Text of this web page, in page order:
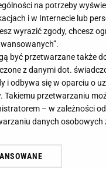
Pytamy o słowa z u/ó. Tylko
tu 13/
prawdziwych
na potrzeby
i w Internecie lub
wyrazić zgody, chcesz
być przetwarzane także
z danymi dot.
i odbywa się w oparciu o
Takiemu przetwarzaniu
– w zależności
danych osobowych
też zgodę na